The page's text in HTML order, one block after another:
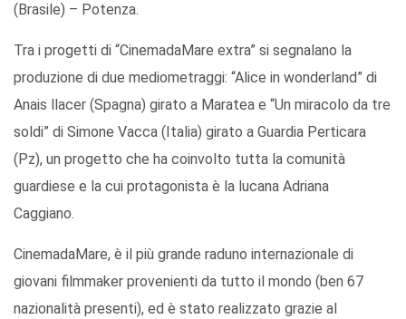
(Brasile) – Potenza.
Tra i progetti di “CinemadaMare extra” si segnalano la
produzione di due mediometraggi: “Alice in wonderland” di
Anais llacer (Spagna) girato a Maratea e “Un miracolo da tre
soldi” di Simone Vacca (Italia) girato a Guardia Perticara
(Pz), un progetto che ha coinvolto tutta la comunità
guardiese e la cui protagonista è la lucana Adriana
Caggiano.
CinemadaMare, è il più grande raduno internazionale di
giovani filmmaker provenienti da tutto il mondo (ben 67
nazionalità presenti), ed è stato realizzato grazie al